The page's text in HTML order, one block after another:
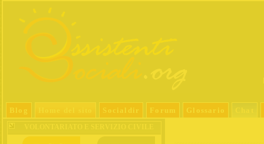
Blog Socialdir Forum Glossario